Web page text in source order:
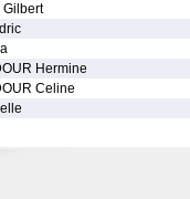
Gilbert
Hermine
Celine